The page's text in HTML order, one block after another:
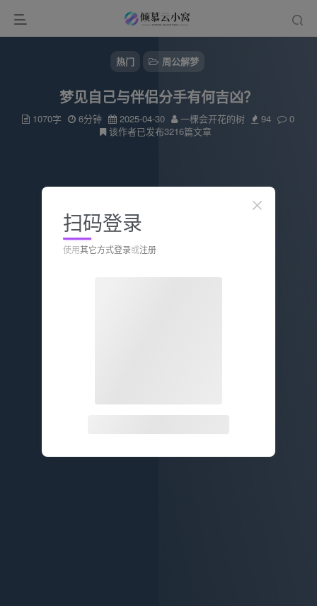
热门 周公解梦
梦见自己与伴侣分手有何吉凶？
1070字 6分钟 2025-04-30 一棵会开花的树 94
0
该作者已发布3216篇文章
扫码登录
使用其它方式登录或注册